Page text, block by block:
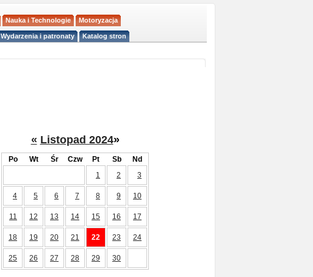
Nauka i Technologie Motoryzacja
Wydarzenia i patronaty Katalog stron
« Listopad 2024»
Po Wt Śr Czw Pt Sb
Nd
1
2 3
4 5 6 7 8 9 10
11 12 13 14 15 16 17
18 19 20 21 22 23 24
25 26 27 28 29 30